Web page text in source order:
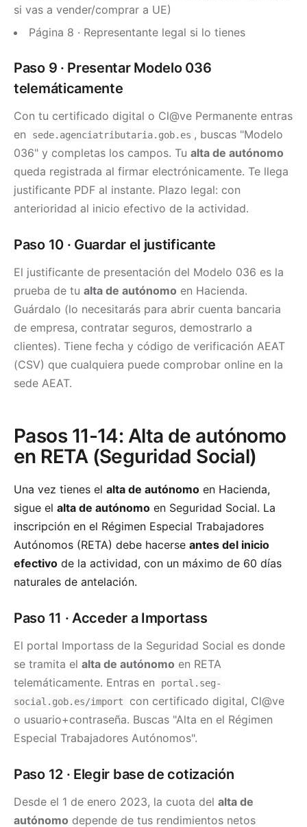
si vas a vender/comprar a UE)
Página 8 · Representante legal si lo tienes
Paso 9 · Presentar Modelo 036
telemáticamente
Con tu certificado digital o Cl@ve Permanente entras
en
sede.agenciatributaria.gob.es , buscas "Modelo
036" y completas los campos. Tu alta de autónomo
queda registrada al firmar electrónicamente. Te llega
justificante PDF al instante. Plazo legal: con
anterioridad al inicio efectivo de la actividad.
Paso 10 · Guardar el justificante
El justificante de presentación del Modelo 036 es la
prueba de tu alta de autónomo en Hacienda.
Guárdalo (lo necesitarás para abrir cuenta bancaria
de empresa, contratar seguros, demostrarlo a
clientes). Tiene fecha y código de verificación AEAT
(CSV) que cualquiera puede comprobar online en la
sede AEAT.
Pasos 11-14: Alta de autónomo
en RETA (Seguridad Social)
Una vez tienes el alta de autónomo en Hacienda,
sigue el alta de autónomo en Seguridad Social. La
inscripción en el Régimen Especial Trabajadores
Autónomos (RETA) debe hacerse antes del inicio
efectivo de la actividad, con un máximo de 60 días
naturales de antelación.
Paso 11 · Acceder a Importass
El portal Importass de la Seguridad Social es donde
se tramita el alta de autónomo en RETA
telemáticamente. Entras en
portal.seg-
social.gob.es/import
con certificado digital, Cl@ve
o usuario+contraseña. Buscas "Alta en el Régimen
Especial Trabajadores Autónomos".
Paso 12 · Elegir base de cotización
Desde el 1 de enero 2023, la cuota del alta de
autónomo depende de tus rendimientos netos